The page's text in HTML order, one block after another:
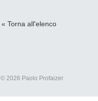
« Torna all'elenco
© 2026 Paolo Profaizer